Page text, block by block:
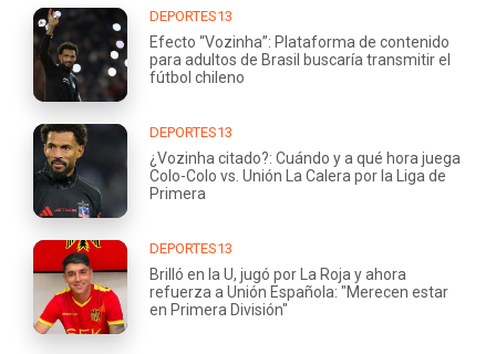
DEPORTES13
Efecto “Vozinha”: Plataforma de contenido
para adultos de Brasil buscaría transmitir el
fútbol chileno
DEPORTES13
¿Vozinha citado?: Cuándo y a qué hora juega
Colo-Colo vs. Unión La Calera por la Liga de
Primera
DEPORTES13
Brilló en la U, jugó por La Roja y ahora
refuerza a Unión Española: "Merecen estar
en Primera División"